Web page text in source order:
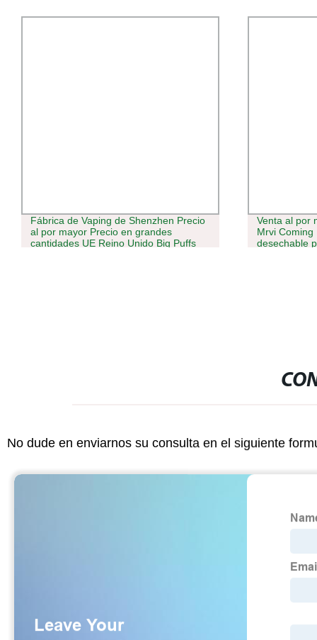
Fábrica de Vaping de Shenzhen Precio
al por mayor Precio en grandes
cantidades UE Reino Unido Big Puffs
Venta al por
Mrvi Coming
desechable
No dude en enviarnos su consulta en el siguiente